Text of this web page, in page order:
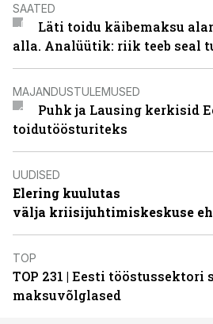
SAATED
Läti toidu käibemaksu
alla. Analüütik: riik teeb seal
MAJANDUSTULEMUSED
Puhk ja Lausing kerkisid
toidutöösturiteks
UUDISED
Elering kuulutas
välja kriisijuhtimiskeskuse
TOP
TOP 231 | Eesti tööstussektori
maksuvõlglased